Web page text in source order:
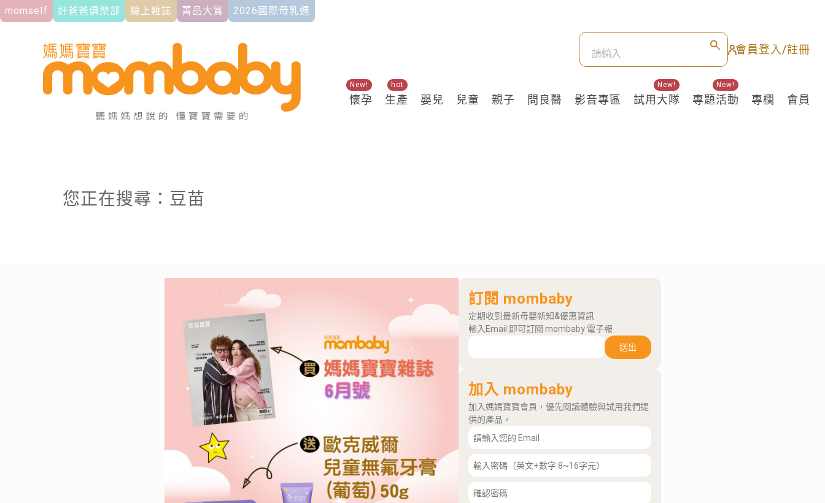
momself 好爸爸俱樂部 線上雜誌 菁品大賞 2026國際母乳週
會員登入/註冊
懷孕
New!
生產
hot
嬰兒 兒童 親子 問良醫 影音專區 試用大隊
New!
專題活動
New!
專欄 會員
關鍵熱搜
您正在搜尋：豆苗
訂閱 mombaby
定期收到最新母嬰新知&優惠資訊
輸入Email 即可訂閱 mombaby 電子報
送出
加入 mombaby
加入媽媽寶寶會員，優先閱讀體驗與試用我們提
供的產品。